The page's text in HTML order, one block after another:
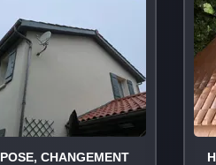
POSE, CHANGEMENT